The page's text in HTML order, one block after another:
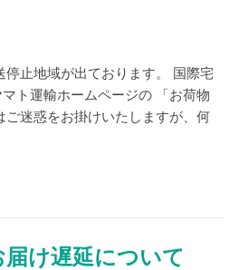
止地域が出ております。 国際宅
ト運輸ホームページの 「お荷物
迷惑をお掛けいたしますが、何
け遅延について